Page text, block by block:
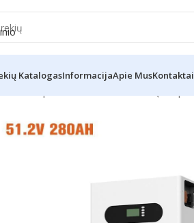
KatalogasInformacijaApie MusKontaktai